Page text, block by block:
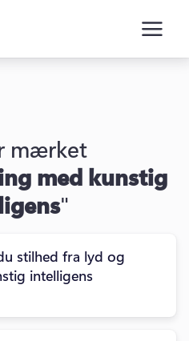
mærket
med kunstig
"
stilhed fra lyd og
intelligens